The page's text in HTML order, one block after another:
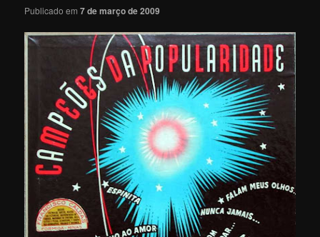
Publicado em7 de março de 2009